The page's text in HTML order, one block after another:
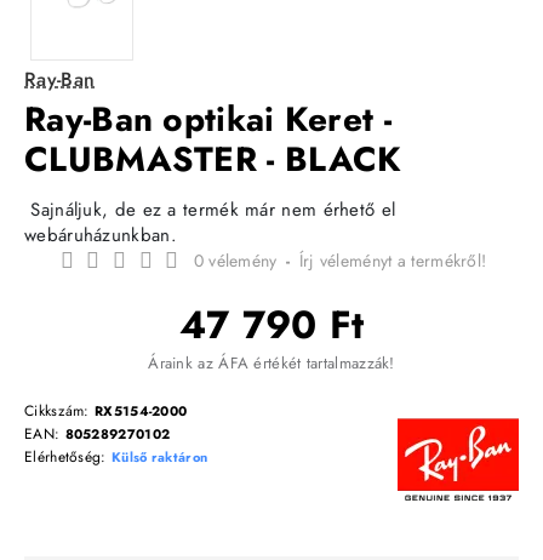
Ray-Ban
Ray-Ban optikai Keret -
CLUBMASTER - BLACK
Sajnáljuk, de ez a termék már nem érhető el
webáruházunkban.
0 vélemény - Írj véleményt a termékről!
47 790 Ft
Áraink az ÁFA értékét tartalmazzák!
Cikkszám: RX5154-2000
EAN: 805289270102
Elérhetőség: Külső raktáron